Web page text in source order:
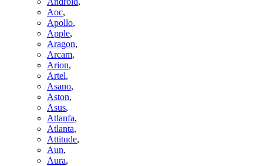
Aoc,
Apollo,
Apple,
Aragon,
Arcam,
Arion,
Artel,
Asano,
Aston,
Asus,
Atlanfa,
Atlanta,
Attitude,
Aun,
Aura,